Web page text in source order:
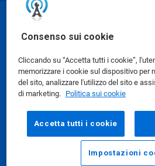
Consenso sui cookie
Cliccando su “Accetta tutti i cookie”,
memorizzare i cookie sul dispositivo per
del sito, analizzare l'utilizzo del sito e
di marketing. Politica sui cookie
Accetta tutti i cookie
Impostazioni
Schede dati di sicurezza|
Condizioni